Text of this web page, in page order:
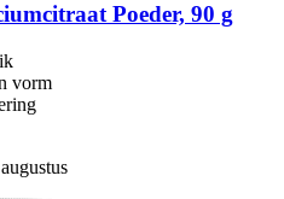
Poeder, 90 g
vorm